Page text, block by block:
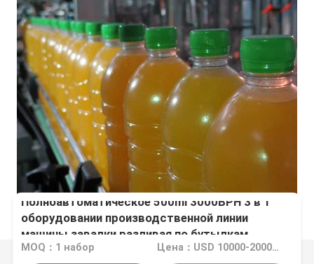
Полноавтоматическое 500ml 3000BPH 3 в 1
оборудовании производственной линии
машины завалки разливая по бутылкам
MOQ：1 набор Цена：USD 10000-20000 per Set